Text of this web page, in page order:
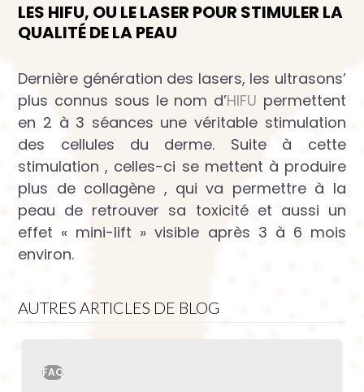
LES HIFU, OU LE LASER POUR STIMULER LA
QUALITÉ DE LA PEAU
Dernière génération des lasers, les ultrasons’
plus connus sous le nom d’HIFU permettent
en 2 à 3 séances une véritable stimulation
des cellules du derme. Suite à cette
stimulation , celles-ci se mettent à produire
plus de collagène , qui va permettre à la
peau de retrouver sa toxicité et aussi un
effet « mini-lift » visible après 3 à 6 mois
environ.
AUTRES ARTICLES DE BLOG
FAQ